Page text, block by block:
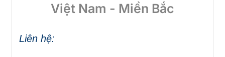
Việt Nam - Miền Bắc
Liên hệ: